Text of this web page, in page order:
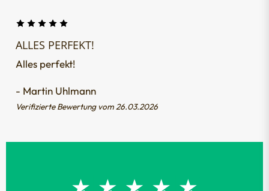
ALLES PERFEKT!
Alles perfekt!
- Martin Uhlmann
Verifizierte Bewertung vom 26.03.2026